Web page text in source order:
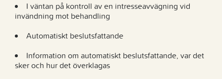
I väntan på kontroll av en intresseavvägning vid
invändning mot behandling
Automatiskt beslutsfattande
Information om automatiskt beslutsfattande, var det
sker och hur det överklagas